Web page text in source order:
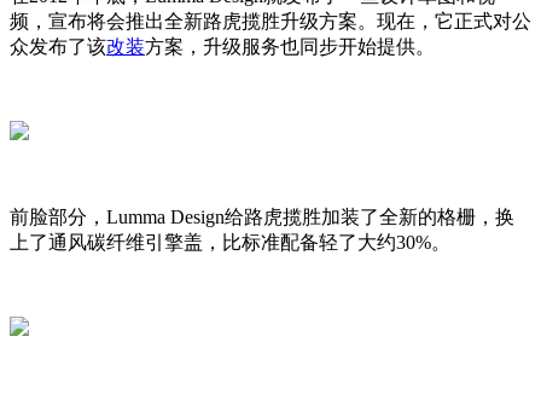
频，宣布将会推出全新路虎揽胜升级方案。现在，它正式对公
众发布了该改装方案，升级服务也同步开始提供。
前脸部分，Lumma Design给路虎揽胜加装了全新的格栅，换
上了通风碳纤维引擎盖，比标准配备轻了大约30%。